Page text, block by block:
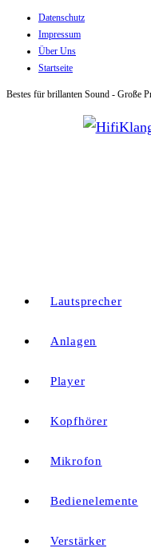
Zum
Inhalt
springen
Datenschutz
Impressum
Über Uns
Startseite
Bestes für brillanten Sound - Große
Lautsprecher
Anlagen
Player
Kopfhörer
Mikrofon
Bedienelemente
Verstärker